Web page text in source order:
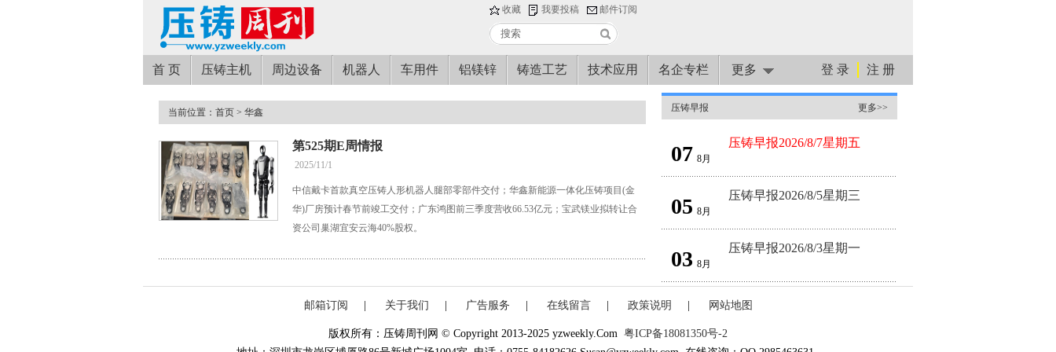
收藏 我要投稿 邮件订阅
首 页 压铸主机 周边设备 机器人 车用件 铝镁锌 铸造工艺 技术应用 名企专栏 更多 登 录 注 册
当前位置： 首页 > 华鑫
第525期E周情报
2025/11/1
中信戴卡首款真空压铸人形机器人腿部零部件交付；华鑫新能源一体化压铸项目(金
华)厂房预计春节前竣工交付；广东鸿图前三季度营收66.53亿元；宝武镁业拟转让合
资公司巢湖宜安云海40%股权。
压铸早报 更多>>
07 8月
压铸早报2026/8/7星期五
05 8月
压铸早报2026/8/5星期三
03 8月
压铸早报2026/8/3星期一
邮箱订阅 关于我们 广告服务 在线留言 政策说明 网站地图
版权所有：压铸周刊网 © Copyright 2013-2025 yzweekly.Com 粤ICP备18081350号-2